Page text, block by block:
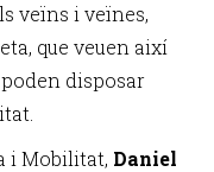
veïns i veïnes,
que veuen així
disposar
i Mobilitat, Daniel